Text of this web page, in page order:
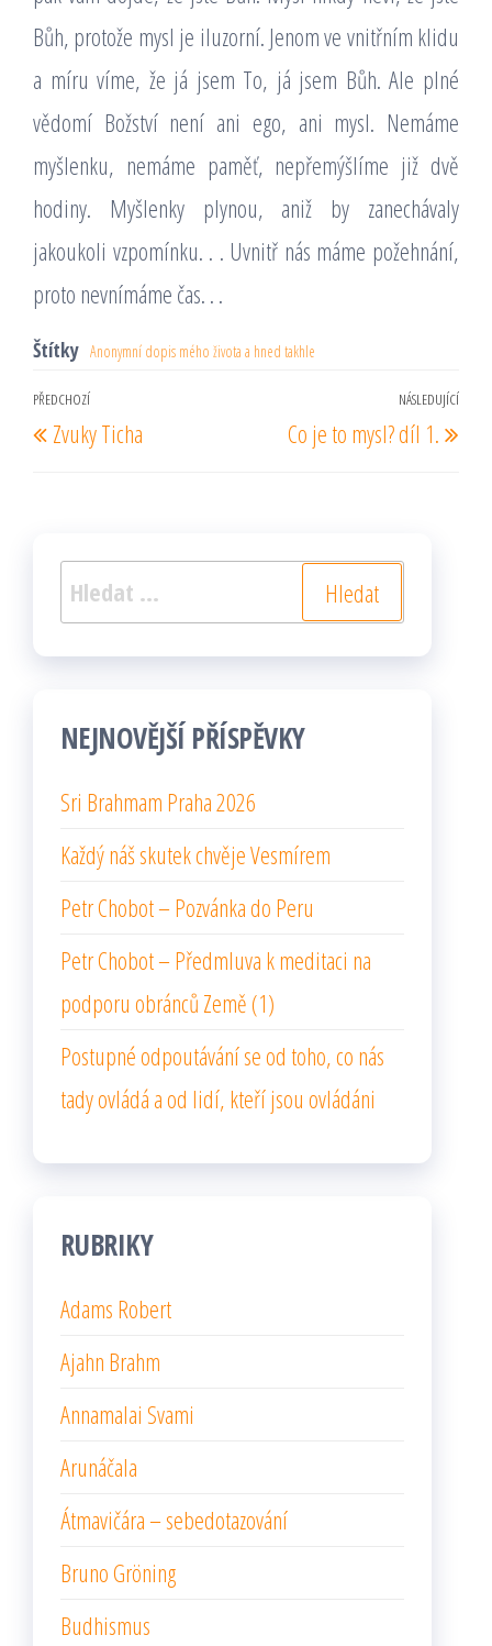
Štítky Anonymní dopis mého života a hned takhle
Navigace
pro
Předchozí
příspěvek
PŘEDCHOZÍ
Zvuky Ticha
NÁSLEDUJÍCÍ
Co je to mysl? díl 1.
Vyhledávání
NEJNOVĚJŠÍ PŘÍSPĚVKY
Sri Brahmam Praha 2026
Každý náš skutek chvěje Vesmírem
Petr Chobot – Pozvánka do Peru
Petr Chobot – Předmluva k meditaci na
podporu obránců Země (1)
Postupné odpoutávání se od toho, co nás
tady ovládá a od lidí, kteří jsou ovládáni
RUBRIKY
Adams Robert
Ajahn Brahm
Annamalai Svami
Arunáčala
Átmavičára – sebedotazování
Bruno Gröning
Budhismus